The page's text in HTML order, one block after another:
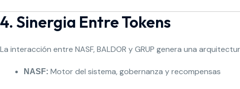
4. Sinergia Entre Tokens
La interacción entre NASF, BALDOR y GRUP genera una
NASF: Motor del sistema, gobernanza y recompensas